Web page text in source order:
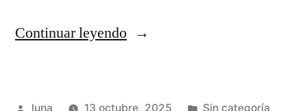
Continuar leyendo“Abuso
Publicado
luna 13 octubre, 2025 Publicada
Sin categoría